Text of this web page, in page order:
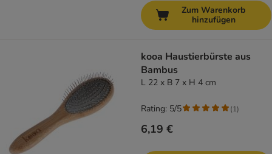
Zum Warenkorb
hinzufügen
kooa Haustierbürste aus
Bambus
L 22 x B 7 x H 4 cm
6,19 €
Rating: 5/5 (1)